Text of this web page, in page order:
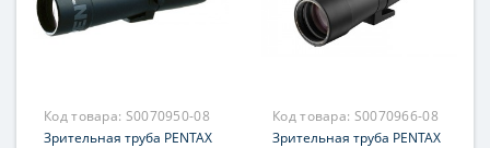
Код товара: S0070950-08
Зрительная труба PENTAX
Код товара: S0070966-08
Зрительная труба PENTAX